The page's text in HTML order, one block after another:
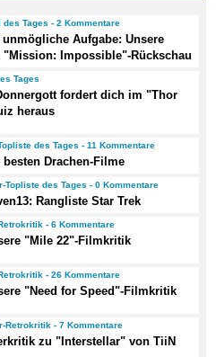
des Tages - 2 Kommentare
unmögliche Aufgabe: Unsere
"Mission: Impossible"-Rückschau
Tages
fordert dich im "Thor
heraus
des Tages - 11 Kommentare
besten Drachen-Filme
Topliste des Tages - 0 Kommentare
Rangliste Star Trek
- 6 Kommentare
"Mile 22"-Filmkritik
- 26 Kommentare
"Need for Speed"-Filmkritik
Retrokritik - 7 Kommentare
zu "Interstellar" von TiiN